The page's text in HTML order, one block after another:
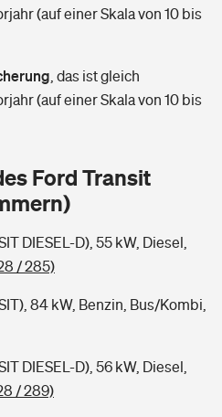
finden
für deine Kids
finden
bekomme ich im Alter?
(auf einer Skala von 10 bis
das ist gleich
(auf einer Skala von 10 bis
Ford Transit
DIESEL-D), 55 kW, Diesel,
/ 285)
84 kW, Benzin, Bus/Kombi,
DIESEL-D), 56 kW, Diesel,
/ 289)